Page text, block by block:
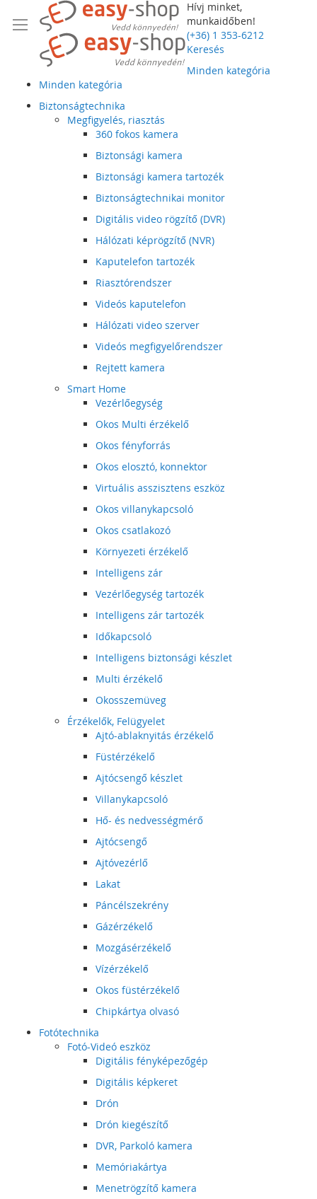
Hívj minket,
munkaidőben!
(+36) 1 353-6212
Keresés
Minden kategória
Minden kategória
Biztonságtechnika
Megfigyelés, riasztás
360 fokos kamera
Biztonsági kamera
Biztonsági kamera tartozék
Biztonságtechnikai monitor
Digitális video rögzítő (DVR)
Hálózati képrögzítő (NVR)
Kaputelefon tartozék
Riasztórendszer
Videós kaputelefon
Hálózati video szerver
Videós megfigyelőrendszer
Rejtett kamera
Smart Home
Vezérlőegység
Okos Multi érzékelő
Okos fényforrás
Okos elosztó, konnektor
Virtuális asszisztens eszköz
Okos villanykapcsoló
Okos csatlakozó
Környezeti érzékelő
Intelligens zár
Vezérlőegység tartozék
Intelligens zár tartozék
Időkapcsoló
Intelligens biztonsági készlet
Multi érzékelő
Okosszemüveg
Érzékelők, Felügyelet
Ajtó-ablaknyitás érzékelő
Füstérzékelő
Ajtócsengő készlet
Villanykapcsoló
Hő- és nedvességmérő
Ajtócsengő
Ajtóvezérlő
Lakat
Páncélszekrény
Gázérzékelő
Mozgásérzékelő
Vízérzékelő
Okos füstérzékelő
Chipkártya olvasó
Fotótechnika
Fotó-Videó eszköz
Digitális fényképezőgép
Digitális képkeret
Drón
Drón kiegészítő
DVR, Parkoló kamera
Memóriakártya
Menetrögzítő kamera